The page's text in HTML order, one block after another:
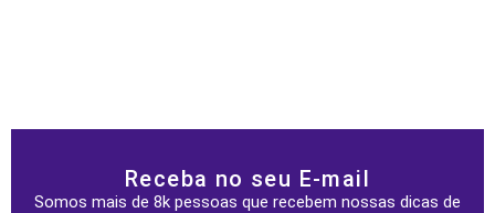
Receba no seu E-mail
Somos mais de 8k pessoas que recebem nossas dicas de